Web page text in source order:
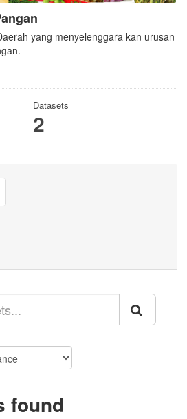
yang menyelenggara kan urusan
Datasets
2
found